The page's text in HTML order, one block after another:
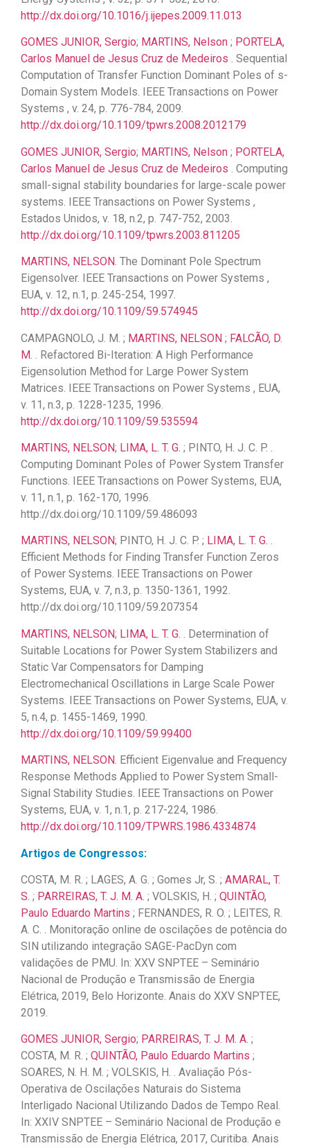
http://dx.doi.org/10.1016/j.ijepes.2009.11.013
GOMES JUNIOR, Sergio; MARTINS, Nelson ; PORTELA,
Carlos Manuel de Jesus Cruz de Medeiros . Sequential
Computation of Transfer Function Dominant Poles of s-
Domain System Models. IEEE Transactions on Power
Systems , v. 24, p. 776-784, 2009.
http://dx.doi.org/10.1109/tpwrs.2008.2012179
GOMES JUNIOR, Sergio; MARTINS, Nelson ; PORTELA,
Carlos Manuel de Jesus Cruz de Medeiros . Computing
small-signal stability boundaries for large-scale power
systems. IEEE Transactions on Power Systems ,
Estados Unidos, v. 18, n.2, p. 747-752, 2003.
http://dx.doi.org/10.1109/tpwrs.2003.811205
MARTINS, NELSON. The Dominant Pole Spectrum
Eigensolver. IEEE Transactions on Power Systems ,
EUA, v. 12, n.1, p. 245-254, 1997.
http://dx.doi.org/10.1109/59.574945
CAMPAGNOLO, J. M. ; MARTINS, NELSON ; FALCÃO, D.
M. . Refactored Bi-Iteration: A High Performance
Eigensolution Method for Large Power System
Matrices. IEEE Transactions on Power Systems , EUA,
v. 11, n.3, p. 1228-1235, 1996.
http://dx.doi.org/10.1109/59.535594
MARTINS, NELSON; LIMA, L. T. G. ; PINTO, H. J. C. P. .
Computing Dominant Poles of Power System Transfer
Functions. IEEE Transactions on Power Systems, EUA,
v. 11, n.1, p. 162-170, 1996.
http://dx.doi.org/10.1109/59.486093
MARTINS, NELSON; PINTO, H. J. C. P. ; LIMA, L. T. G. .
Efficient Methods for Finding Transfer Function Zeros
of Power Systems. IEEE Transactions on Power
Systems, EUA, v. 7, n.3, p. 1350-1361, 1992.
http://dx.doi.org/10.1109/59.207354
MARTINS, NELSON; LIMA, L. T. G. . Determination of
Suitable Locations for Power System Stabilizers and
Static Var Compensators for Damping
Electromechanical Oscillations in Large Scale Power
Systems. IEEE Transactions on Power Systems, EUA, v.
5, n.4, p. 1455-1469, 1990.
http://dx.doi.org/10.1109/59.99400
MARTINS, NELSON. Efficient Eigenvalue and Frequency
Response Methods Applied to Power System Small-
Signal Stability Studies. IEEE Transactions on Power
Systems, EUA, v. 1, n.1, p. 217-224, 1986.
http://dx.doi.org/10.1109/TPWRS.1986.4334874
Artigos de Congressos:
COSTA, M. R. ; LAGES, A. G. ; Gomes Jr, S. ; AMARAL, T.
S. ; PARREIRAS, T. J. M. A. ; VOLSKIS, H. ; QUINTÃO,
Paulo Eduardo Martins ; FERNANDES, R. O. ; LEITES, R.
A. C. . Monitoração online de oscilações de potência do
SIN utilizando integração SAGE-PacDyn com
validações de PMU. In: XXV SNPTEE – Seminário
Nacional de Produção e Transmissão de Energia
Elétrica, 2019, Belo Horizonte. Anais do XXV SNPTEE,
2019.
GOMES JUNIOR, Sergio; PARREIRAS, T. J. M. A. ;
COSTA, M. R. ; QUINTÃO, Paulo Eduardo Martins ;
SOARES, N. H. M. ; VOLSKIS, H. . Avaliação Pós-
Operativa de Oscilações Naturais do Sistema
Interligado Nacional Utilizando Dados de Tempo Real.
In: XXIV SNPTEE – Seminário Nacional de Produção e
Transmissão de Energia Elétrica, 2017, Curitiba. Anais